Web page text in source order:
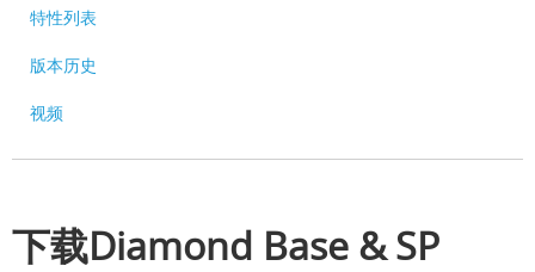
特性列表
版本历史
视频
下载Diamond Base & SP